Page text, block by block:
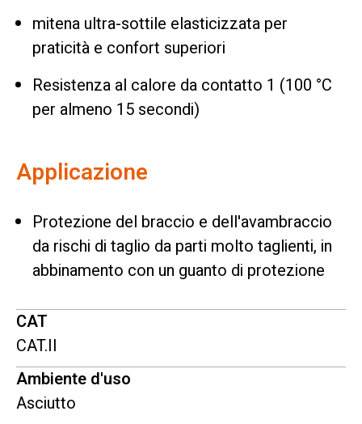
mitena ultra-sottile elasticizzata per
praticità e confort superiori
Resistenza al calore da contatto 1 (100 °C
per almeno 15 secondi)
Applicazione
Protezione del braccio e dell'avambraccio
da rischi di taglio da parti molto taglienti, in
abbinamento con un guanto di protezione
CAT
CAT.II
Ambiente d'uso
Asciutto